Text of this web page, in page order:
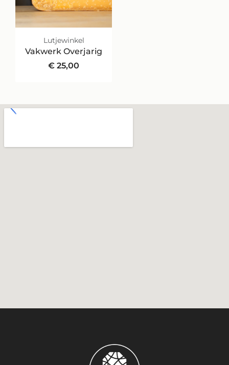
Lutjewinkel
Vakwerk Overjarig
€ 25,00